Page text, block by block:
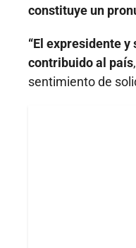
constituye un
“El expresidente
contribuido al país
sentimiento de